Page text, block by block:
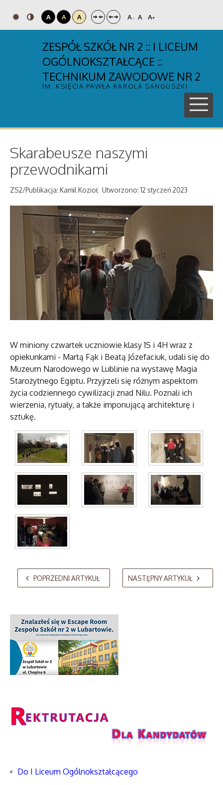
A A A A- A A+
ZESPÓŁ SZKÓŁ NR 2 :: I LICEUM
OGÓLNOKSZTAŁCĄCE ::
TECHNIKUM ZAWODOWE NR 2
IM. KSIĘCIA PAWŁA KAROLA SANGUSZKI
Skarabeusze naszymi
przewodnikami
ZS2/Publikacja: Kamil Kozioł Utworzono: 12 styczeń 2023
W miniony czwartek uczniowie klasy 1S i 4H wraz z
opiekunkami - Martą Fąk i Beatą Józefaciuk, udali się do
Muzeum Narodowego w Lublinie na wystawę Magia
Starożytnego Egiptu. Przyjrzeli się różnym aspektom
życia codziennego cywilizacji znad Nilu. Poznali ich
wierzenia, rytuały, a także imponującą architekturę i
sztukę.
AdmirorGallery 5.2.0, author/sVasiljevski Kekeljevic.
POPRZEDNI ARTYKUŁ NASTĘPNY ARTYKUŁ
Do I Liceum Ogólnokształcącego